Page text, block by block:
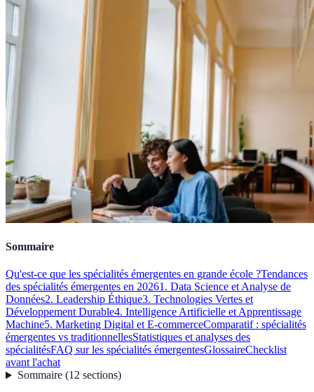
Sommaire
Qu'est-ce que les spécialités émergentes en grande école ?Tendances
des spécialités émergentes en 20261. Data Science et Analyse de
Données2. Leadership Éthique3. Technologies Vertes et
Développement Durable4. Intelligence Artificielle et Apprentissage
Machine5. Marketing Digital et E-commerceComparatif : spécialités
émergentes vs traditionnellesStatistiques et analyses des
spécialitésFAQ sur les spécialités émergentesGlossaireChecklist
avant l'achat
Sommaire(12 sections)